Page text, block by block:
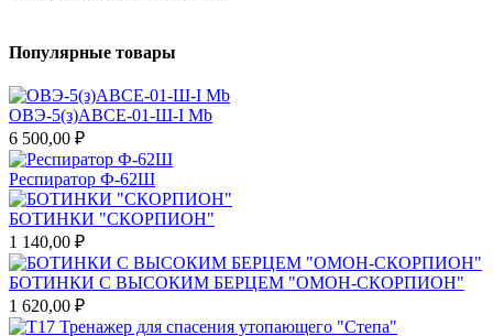
Популярные товары
ОВЭ-5(з)АВСЕ-01-Ш-I Mb
6 500,00 ₽
Респиратор Ф-62Ш
БОТИНКИ "СКОРПИОН"
1 140,00 ₽
БОТИНКИ С ВЫСОКИМ БЕРЦЕМ "ОМОН-СКОРПИОН"
1 620,00 ₽